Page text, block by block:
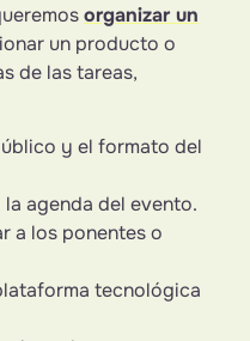
organizar un
un producto o
de las tareas,
y el formato del
agenda del evento.
a los ponentes o
tecnológica